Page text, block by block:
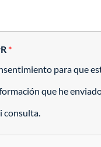
*
para que
que he
consulta.